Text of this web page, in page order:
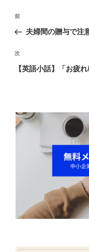
投
ナ
ビ
ゲ
ン
前
の
稿
前
夫婦間の贈与で注
次
の
次
【英語小話】「お疲